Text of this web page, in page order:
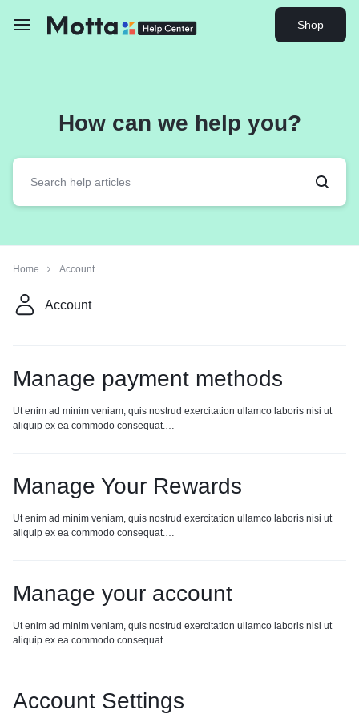
Shop
How can we help you?
Home Account
Account
Manage payment methods
Ut enim ad minim veniam, quis nostrud exercitation ullamco laboris nisi ut
aliquip ex ea commodo consequat.…
Manage Your Rewards
Ut enim ad minim veniam, quis nostrud exercitation ullamco laboris nisi ut
aliquip ex ea commodo consequat.…
Manage your account
Ut enim ad minim veniam, quis nostrud exercitation ullamco laboris nisi ut
aliquip ex ea commodo consequat.…
Account Settings